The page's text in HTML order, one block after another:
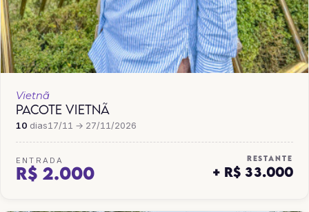
Vietnã
PACOTE VIETNÃ
10 dias17/11 → 27/11/2026
ENTRADA
R$ 2.000
RESTANTE
+ R$ 33.000